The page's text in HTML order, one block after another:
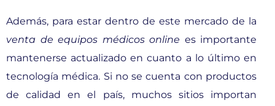
Además, para estar dentro de este mercado de la
venta de equipos médicos online es importante
mantenerse actualizado en cuanto a lo último en
tecnología médica. Si no se cuenta con productos
de calidad en el país, muchos sitios importan